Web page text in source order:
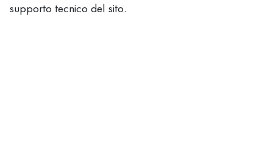
supporto tecnico del sito.